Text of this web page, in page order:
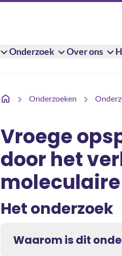
Onderzoek Over ons
Onderzoeken
Vroege opsporing van
Vroege
door het
Het onderzoek
Waarom is dit